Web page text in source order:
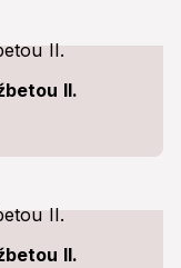
II.
II.